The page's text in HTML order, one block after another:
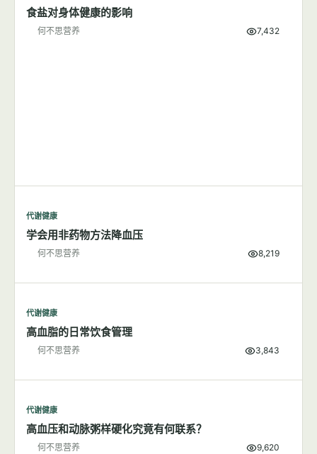
食盐对身体健康的影响
何不思营养 7,432
代谢健康
学会用非药物方法降血压
何不思营养 8,219
代谢健康
高血脂的日常饮食管理
何不思营养 3,843
代谢健康
高血压和动脉粥样硬化究竟有何联系？
何不思营养 9,620